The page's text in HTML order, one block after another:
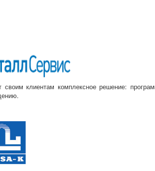
своим клиентам комплексное решение: